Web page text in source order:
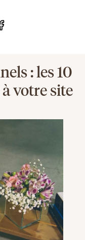
: les 10
votre site